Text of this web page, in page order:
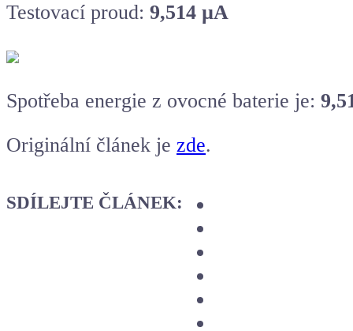
Testovací proud: 9,514 µA
Spotřeba energie z ovocné baterie je:
Originální článek je zde.
SDÍLEJTE ČLÁNEK: